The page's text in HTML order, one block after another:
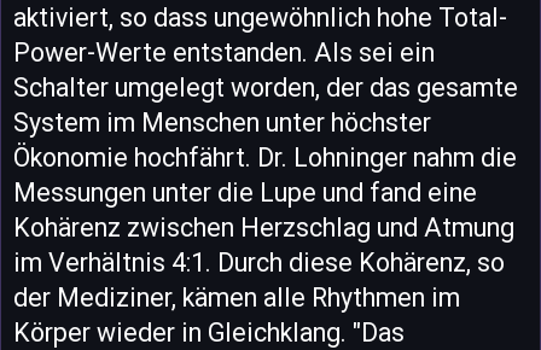
aktiviert, so dass ungewöhnlich hohe Total-
Power-Werte entstanden. Als sei ein
Schalter umgelegt worden, der das gesamte
System im Menschen unter höchster
Ökonomie hochfährt. Dr. Lohninger nahm die
Messungen unter die Lupe und fand eine
Kohärenz zwischen Herzschlag und Atmung
im Verhältnis 4:1. Durch diese Kohärenz, so
der Mediziner, kämen alle Rhythmen im
Körper wieder in Gleichklang. "Das